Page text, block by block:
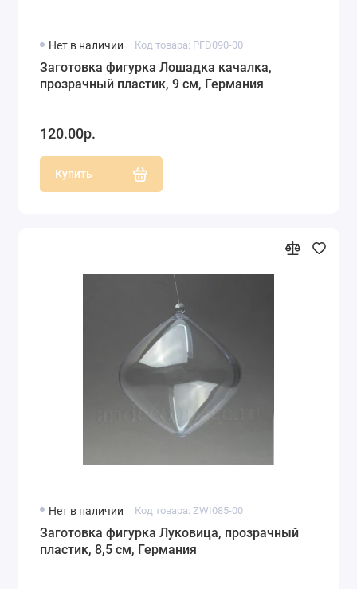
Нет в наличии Код товара: PFD090-00
Заготовка фигурка Лошадка качалка,
прозрачный пластик, 9 см, Германия
120.00р.
Купить
Нет в наличии Код товара: ZWI085-00
Заготовка фигурка Луковица, прозрачный
пластик, 8,5 см, Германия